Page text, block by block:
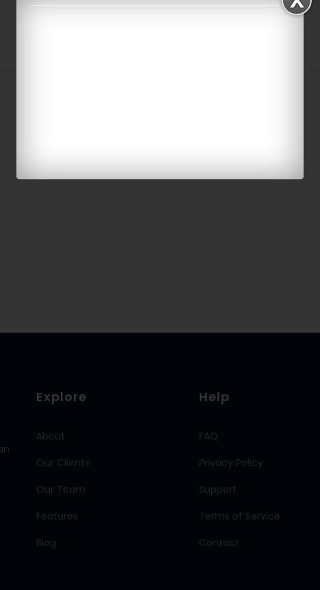
Explore
About
Our Clients
Our Team
Features
Blog
Help
FAQ
Privacy Policy
Support
Terms of Service
Contact